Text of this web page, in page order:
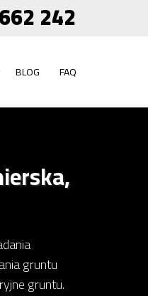
242
BLOG FAQ
gruntu
gruntu.